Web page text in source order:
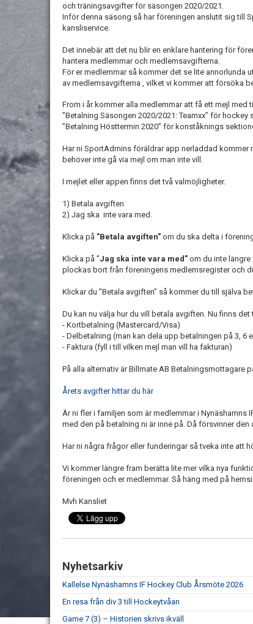
och träningsavgifter för säsongen 2020/2021.
Inför denna säsong så har föreningen anslutit sig till
kansliservice.
Det innebär att det nu blir en enklare hantering för
hantera medlemmar och medlemsavgifterna.
För er medlemmar så kommer det se lite annorlunda
av medlemsavgifterna , vilket vi kommer att försöka
From i år kommer alla medlemmar att få ett mejl med
”Betalning Säsongen 2020/2021: Teamxx” för hockey
”Betalning Hösttermin 2020” för konståknings
Har ni SportAdmins föräldrar app nerladdad
behöver inte gå via mejl om man inte vill.
I mejlet eller appen finns det två valmöjligheter.
1) Betala avgiften
2) Jag ska inte vara med.
Klicka på ”Betala avgiften" om du ska delta i
Klicka på ”Jag ska inte vara med” om du inte
plockas bort från föreningens medlemsregister och
Klickar du ”Betala avgiften” så kommer du till själva
Du kan nu välja hur du vill betala avgiften. Nu finns det
- Kortbetalning (Mastercard/Visa)
- Delbetalning (man kan dela upp betalningen på 3, 6
- Faktura (fyll i till vilken mejl man vill ha fakturan)
På alla alternativ är Billmate AB Betalningsmottagare
Årets avgifter hittar du här
Är ni fler i familjen som är medlemmar i
med den på betalning ni är inne på. Då försvinner
Har ni några frågor eller funderingar så tveka inte att
Vi kommer längre fram berätta lite mer vilka nya
föreningen och er medlemmar. Så häng med på
Mvh Kansliet
Nyhetsarkiv
Kallelse Nynäshamns IF Hockey Club Årsmöte 2026
En resa från div 3 till Hockeytvåan
Game 7 (3) – Historien skrivs ikväll